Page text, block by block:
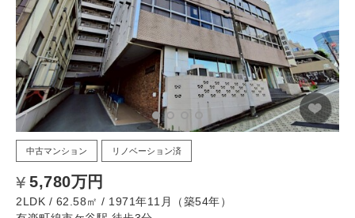
中古マンション リノベーション済
5,780万円
2LDK / 62.58㎡ / 1971年11月（築54年）